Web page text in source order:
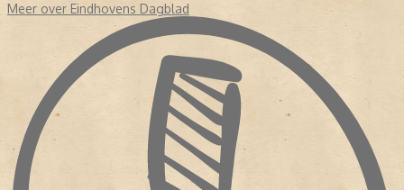
Slechts een jaar later volgde opnieuw een fusie. In april
het Eindhovensch Dagblad samen met deNieuwe Eindhovense
. Bij deze samenvoeging vond een naamswijziging plaats
Eindhovens Dagblad– een aanpassing aan de moderne
Nederlandse spelling.
VNU-PERIODE EN DIGITALE PIONIER (1967-2000)
1967
werd het Eindhovens Dagblad een dochteronderneming
van
VNU
(Verenigde Nederlandse Uitgeversbedrijven) uit Haarlem.
VNU breidde zijn regionale krantenportfolio verder uit door in
datzelfde jaar ook het
Helmonds Dagblad
over te nemen. Deze
Meer over Eindhovens Dagblad